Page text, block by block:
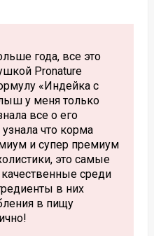
года, все это
Pronature
«Индейка с
у меня только
все о его
что корма
и супер премиум
это самые
среди
в них
в пищу